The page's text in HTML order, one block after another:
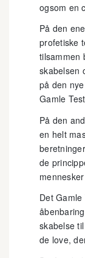
ogsom en
På den
profetiske
tilsammen
skabelsen
på den
Gamle
På den
en helt
de
Det
skabelse
de love,